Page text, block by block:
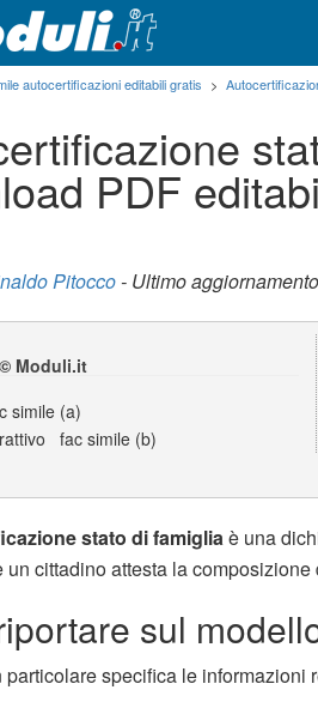
autocertificazioni editabili gratis >
PDF
Pitocco- Ultimo
Moduli.it
simile (a)
fac simile (b)
stato di famiglia è una
un cittadino attesta la
sul
particolare specifica le